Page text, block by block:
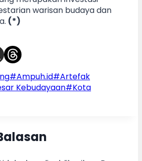
warisan budaya dan
(*)
#Ampuh.id#Artefak
Kebudayaan#Kota